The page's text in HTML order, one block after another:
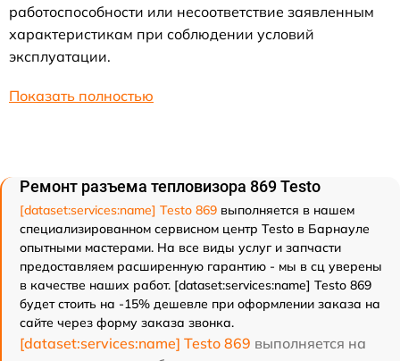
работоспособности или несоответствие заявленным
характеристикам при соблюдении условий
эксплуатации.
Показать полностью
Ремонт разъема тепловизора 869 Testo
[dataset:services:name] Testo 869 выполняется в нашем
специализированном сервисном центр Testo в Барнауле
опытными мастерами. На все виды услуг и запчасти
предоставляем расширенную гарантию - мы в сц уверены
в качестве наших работ. [dataset:services:name] Testo 869
будет стоить на -15% дешевле при оформлении заказа на
сайте через форму заказа звонка.
[dataset:services:name] Testo 869 выполняется на